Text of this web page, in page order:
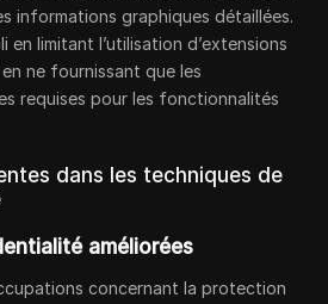
informations graphiques détaillées.
en limitant l’utilisation d’extensions
ne fournissant que les
requises pour les fonctionnalités
dans les techniques de
améliorées
concernant la protection